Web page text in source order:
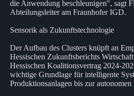
die Anwendung beschleunigen", sagt
Abteilungsleiter am Fraunhofer IGD.
Sensorik als Zukunftstechnologie
Der Aufbau des Clusters knüpft an
Hessischen Zukunftsberichts
Hessischen Koalitionsvertrag 2024-
wichtige Grundlage für intelligente
Produktionsanlagen bis zur